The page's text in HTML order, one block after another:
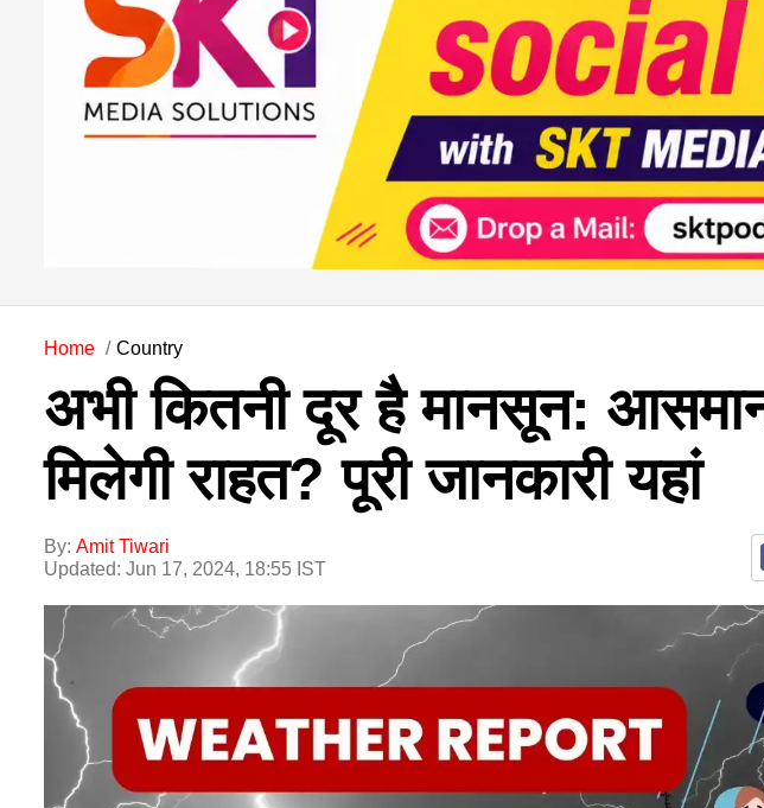
Home Country
अभी कितनी दूर है मानसून:
मिलेगी राहत? पूरी जानकारी यहां
By: Amit Tiwari
Updated: Jun 17, 2024, 18:55 IST